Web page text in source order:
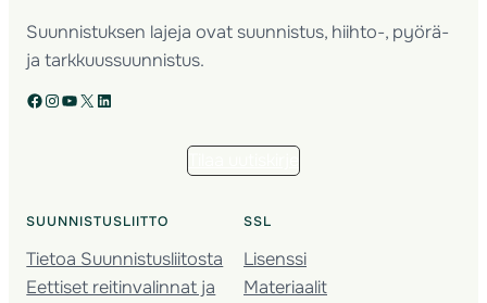
Suunnistuksen lajeja ovat suunnistus, hiihto-, pyörä-
ja tarkkuussuunnistus.
Facebook Instagram YouTube X LinkedIn
SUUNNISTUSLIITTO
Tietoa Suunnistusliitosta
Eettiset reitinvalinnat ja
SSL
Lisenssi
Materiaalit